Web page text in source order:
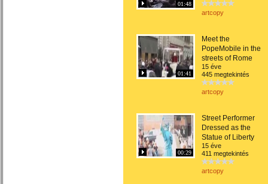
01:48
artcopy
01:41
Meet the
PopeMobile in the
streets of Rome
15 éve
445 megtekintés
artcopy
00:29
Street Performer
Dressed as the
Statue of Liberty
15 éve
411 megtekintés
artcopy